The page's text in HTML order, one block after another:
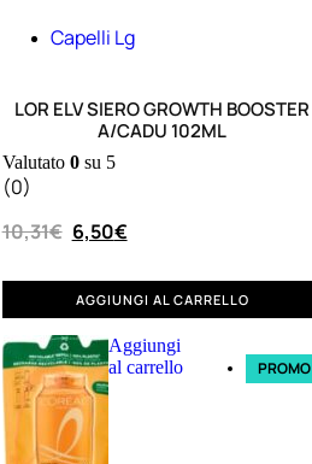
Capelli Lg
LOR ELV SIERO GROWTH BOOSTER
A/CADU 102ML
Valutato 0su 5
(0)
10,31€ 6,50€
AGGIUNGI AL CARRELLO
Aggiungi
al carrello
PROMO